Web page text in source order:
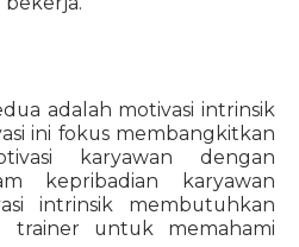
adalah motivasi intrinsik
ini fokus membangkitkan
karyawan dengan
kepribadian karyawan
intrinsik membutuhkan
trainer untuk memahami